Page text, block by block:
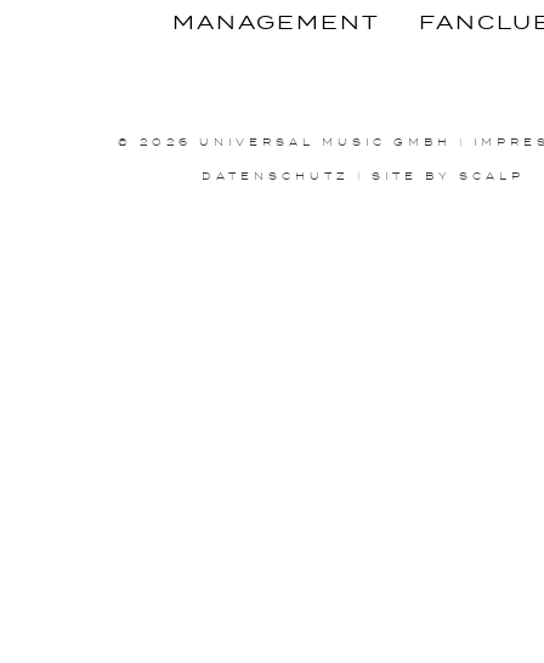
MANAGEMENT
© 2026 UNIVERSAL MUSIC GMBH |
DATENSCHUTZ | SITE BY SCALP